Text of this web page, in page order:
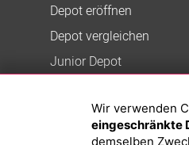
Depot eröffnen
Depot vergleichen
Junior Depot
Top-Fonds
Fonds-Suche
Wir verwenden
eingeschränkte
demselben